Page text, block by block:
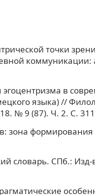
точки
коммуникации:
в
языка) //
№ 9 (87). Ч. 2. С.
зона
словарь. СПб.: